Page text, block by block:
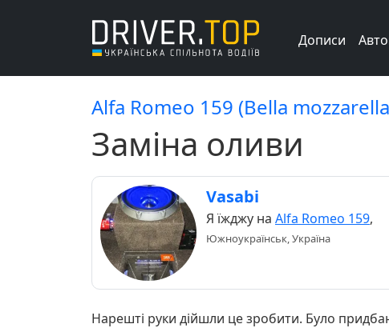
Дописи
Alfa Romeo 159 (Bella
Заміна оливи
Vasabi
Я їжджу на Alfa Romeo 159,
Южноукраїнськ, Україна
Нарешті руки дійшли це зробити. Було